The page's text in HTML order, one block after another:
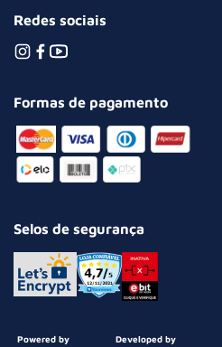
Redes sociais
Formas de pagamento
Selos de segurança
Powered by Developed by